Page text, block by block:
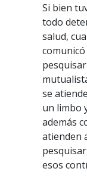
Si bien
todo
salud,
comunicó
se
un limbo
además
atienden
esos